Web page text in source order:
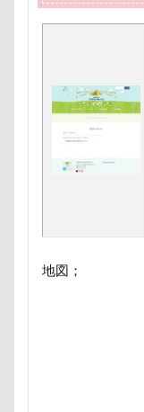
地図；